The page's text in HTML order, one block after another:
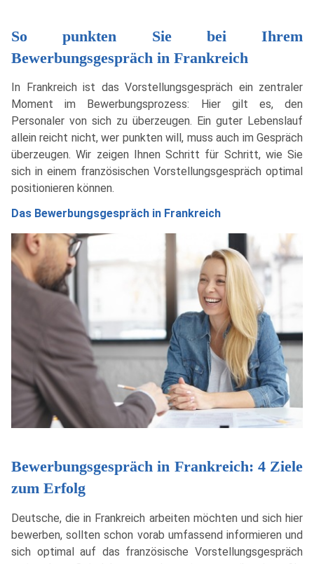
So punkten Sie bei Ihrem
Bewerbungsgespräch in Frankreich
In Frankreich ist das Vorstellungsgespräch ein zentraler
Moment im Bewerbungsprozess: Hier gilt es, den
Personaler von sich zu überzeugen. Ein guter Lebenslauf
allein reicht nicht, wer punkten will, muss auch im Gespräch
überzeugen. Wir zeigen Ihnen Schritt für Schritt, wie Sie
sich in einem französischen Vorstellungsgespräch optimal
positionieren können.
Das Bewerbungsgespräch in Frankreich
Bewerbungsgespräch in Frankreich: 4 Ziele
zum Erfolg
Deutsche, die in Frankreich arbeiten möchten und sich hier
bewerben, sollten schon vorab umfassend informieren und
sich optimal auf das französische Vorstellungsgespräch